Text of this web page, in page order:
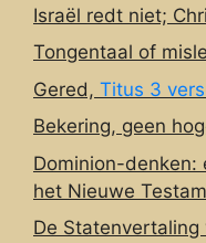
Israël redt niet;
Tongentaal of
Gered, Titus 3
Bekering, geen
Dominion-denken:
het Nieuwe
De